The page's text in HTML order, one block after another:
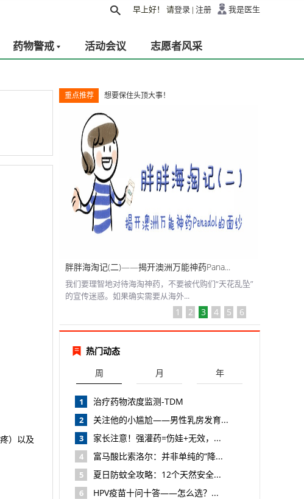
早上好！ 请登录 | 注册 我是医生
药物警戒 活动会议 志愿者风采
）以及
重点推荐 想要保住头顶大事！
胖胖海淘记(二)——揭开澳洲万能神药Pana...
我们要理智地对待海淘神药，不要被代购们“天花乱坠”
的宣传迷惑。如果确实需要从海外...
1 2 3 4 5 6
热门动态
周
月 年
1 治疗药物浓度监测-TDM
2 关注他的小尴尬——男性乳房发育...
3 家长注意！强灌药=伤娃+无效，...
4 富马酸比索洛尔：并非单纯的“降...
5 夏日防蚊全攻略：12个天然安全...
6 HPV疫苗十问十答——怎么选？...